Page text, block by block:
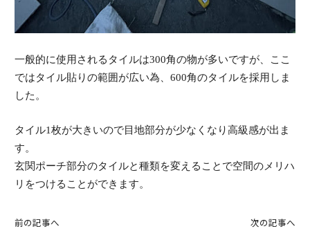
一般的に使用されるタイルは300角の物が多いですが、ここ
ではタイル貼りの範囲が広い為、600角のタイルを採用しま
した。
タイル1枚が大きいので目地部分が少なくなり高級感が出ま
す。
玄関ポーチ部分のタイルと種類を変えることで空間のメリハ
リをつけることができます。
前の記事へ 次の記事へ